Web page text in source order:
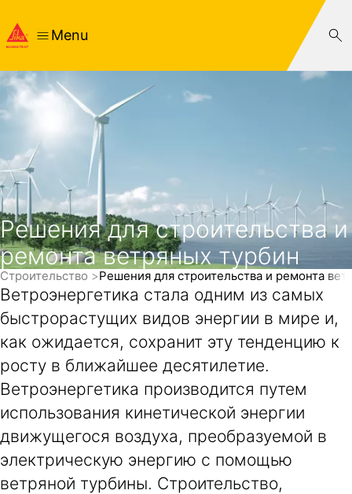
Menu
Решения для строительства и
ремонта ветряных турбин
Cтроительство Решения для строительства и ремонта
Ветроэнергетика стала одним из самых
быстрорастущих видов энергии в мире и,
как ожидается, сохранит эту тенденцию к
росту в ближайшее десятилетие.
Ветроэнергетика производится путем
использования кинетической энергии
движущегося воздуха, преобразуемой в
электрическую энергию с помощью
ветряной турбины. Строительство,